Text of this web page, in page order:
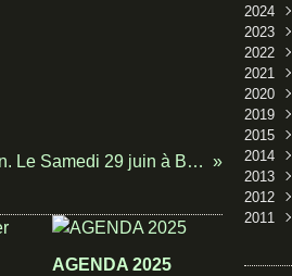
Dernier Atelier de la saison. Le Samedi 29 juin à Bessancourt
AGENDA 2025
2024
Avril
2023
2022
2021
2020
2019
Août
2015
Avril
2014
Avril
Mars
2013
2012
2011